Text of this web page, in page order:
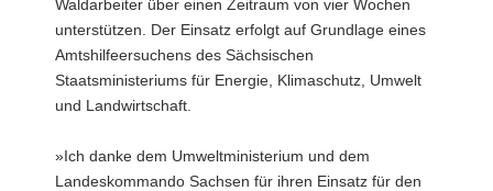
Waldarbeiter über einen Zeitraum von vier Wochen
unterstützen. Der Einsatz erfolgt auf Grundlage eines
Amtshilfeersuchens des Sächsischen
Staatsministeriums für Energie, Klimaschutz, Umwelt
und Landwirtschaft.
»Ich danke dem Umweltministerium und dem
Landeskommando Sachsen für ihren Einsatz für den